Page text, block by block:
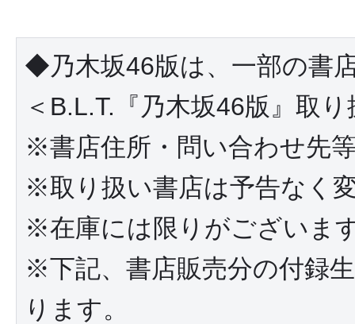
◆乃木坂46版は、一部の書
＜B.L.T.『乃木坂46版』取
※書店住所・問い合わせ先
※取り扱い書店は予告なく
※在庫には限りがございま
※下記、書店販売分の付録
ります。